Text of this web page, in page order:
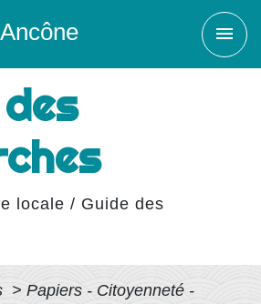
menu
locale / Guide des
> Papiers - Citoyenneté -